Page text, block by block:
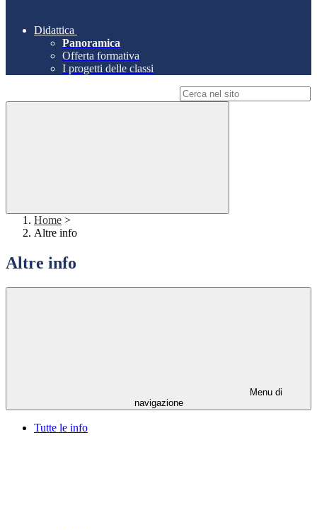
Didattica
Panoramica
Offerta formativa
I progetti delle classi
Home >
Altre info
Altre info
Menu di
navigazione
Tutte le info